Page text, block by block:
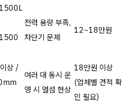
전력 용량 부족,
차단기 문제
12~18만원
상 /
여러 대 동시 운
영 시 열섬 현상
18만원 이상
(업체별 견적 확
인 필요)